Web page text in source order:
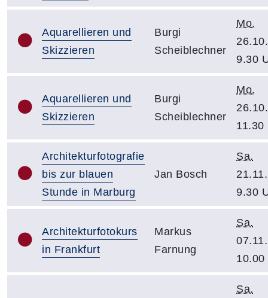
Aquarellieren und
Skizzieren
Burgi
Scheiblechner
Mo.
9.30
Aquarellieren und
Skizzieren
Burgi
Scheiblechner
Mo.
11.30
Architekturfotografie
bis zur blauen
Stunde in Marburg
Jan Bosch
Sa.
9.30
Architekturfotokurs
in Frankfurt
Markus
Farnung
Sa.
10.00
Sa.